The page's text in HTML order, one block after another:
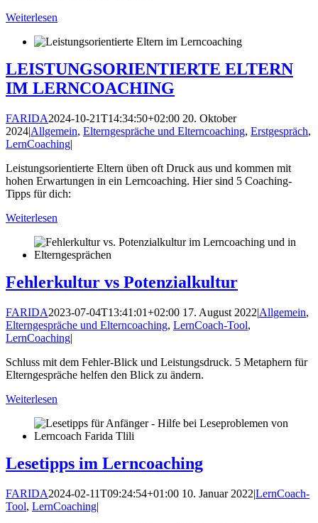
Weiterlesen
LEISTUNGSORIENTIERTE ELTERN
IM LERNCOACHING
FARIDA2024-10-21T14:34:50+02:00 20. Oktober
2024|Allgemein, Elterngespräche und Elterncoaching, Erstgespräch,
LernCoaching|
Leistungsorientierte Eltern üben oft Druck aus und kommen mit
hohen Erwartungen in ein Lerncoaching. Hier sind 5 Coaching-
Tipps für dich:
Weiterlesen
Fehlerkultur vs Potenzialkultur
FARIDA2023-07-04T13:41:01+02:00 17. August 2022|Allgemein,
Elterngespräche und Elterncoaching, LernCoach-Tool,
LernCoaching|
Schluss mit dem Fehler-Blick und Leistungsdruck. 5 Metaphern für
Elterngespräche helfen den Blick zu ändern.
Weiterlesen
Lesetipps im Lerncoaching
FARIDA2024-02-11T09:24:54+01:00 10. Januar 2022|LernCoach-
Tool, LernCoaching|